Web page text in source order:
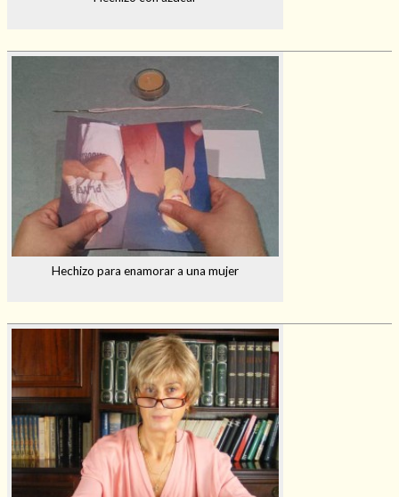
Hechizo para enamorar a una mujer